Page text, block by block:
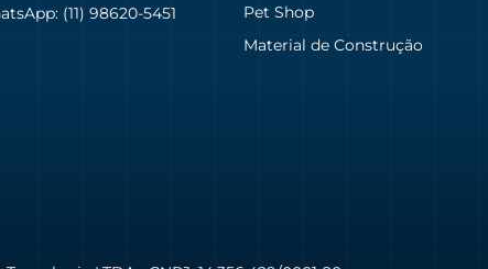
(11) 98620-5451
Pet Shop
Material de Construção